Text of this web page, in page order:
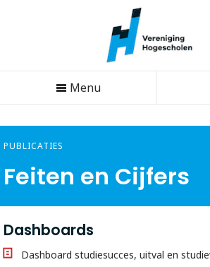
Menu
PUBLICATIES
Feiten en Cijfers
Dashboards
Dashboard studiesucces, uitval en